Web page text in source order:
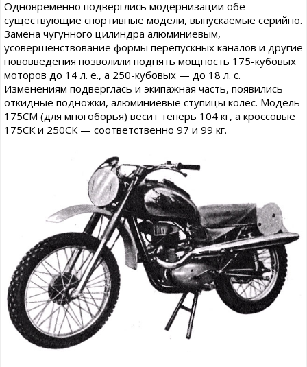
Одновременно подверглись модернизации обе
существующие спортивные модели, выпускаемые серийно.
Замена чугунного цилиндра алюминиевым,
усовершенствование формы перепускных каналов и другие
нововведения позволили поднять мощность 175-кубовых
моторов до 14 л. е., а 250-кубовых — до 18 л. с.
Изменениям подверглась и экипажная часть, появились
откидные подножки, алюминиевые ступицы колес. Модель
175СМ (для многоборья) весит теперь 104 кг, а кроссовые
175СК и 250СК — соответственно 97 и 99 кг.